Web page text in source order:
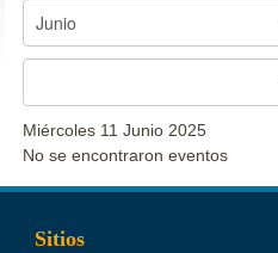
Miércoles 11 Junio 2025
No se encontraron eventos
Sitios